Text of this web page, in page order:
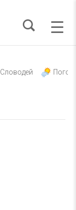
Словодей